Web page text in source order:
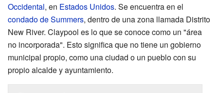
Occidental, en Estados Unidos. Se encuentra en el
condado de Summers, dentro de una zona llamada Distrito
New River. Claypool es lo que se conoce como un "área
no incorporada". Esto significa que no tiene un gobierno
municipal propio, como una ciudad o un pueblo con su
propio alcalde y ayuntamiento.